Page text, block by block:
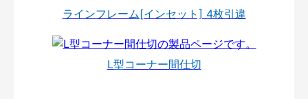
ラインフレーム[インセット] 4枚引違
L型コーナー間仕切